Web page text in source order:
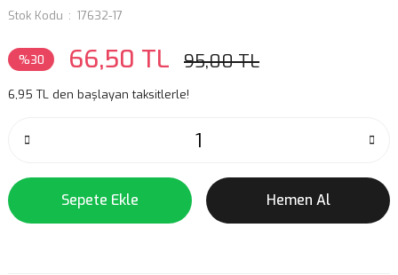
Stok Kodu
17632-17
%30 66,50 TL 95,00 TL
6,95 TL den başlayan taksitlerle!
Sepete Ekle Hemen Al